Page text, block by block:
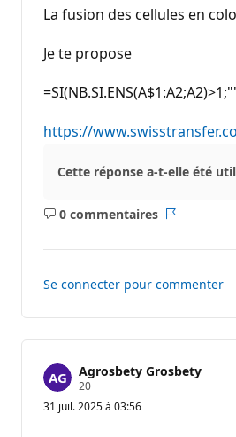
t
s
e
r
p
u
a
o
n
La fusion des cellules en
Je te propose
https://
Cette réponse a-t-elle été
0 commentaires
Aucun
Se connecter pour commenter
Agrosbety Grosbety
20P
i
31 juil. 2025 à 03:56